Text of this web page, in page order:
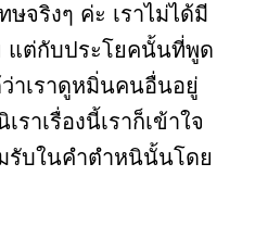
จริงๆ ค่ะ เราไม่ได้มี
แต่กับประโยคนั้นที่พูด
าเราดูหมิ่นคนอื่นอยู่
าเรื่องนี้เราก็เข้าใจ
บในคำตำหนินั้นโดย